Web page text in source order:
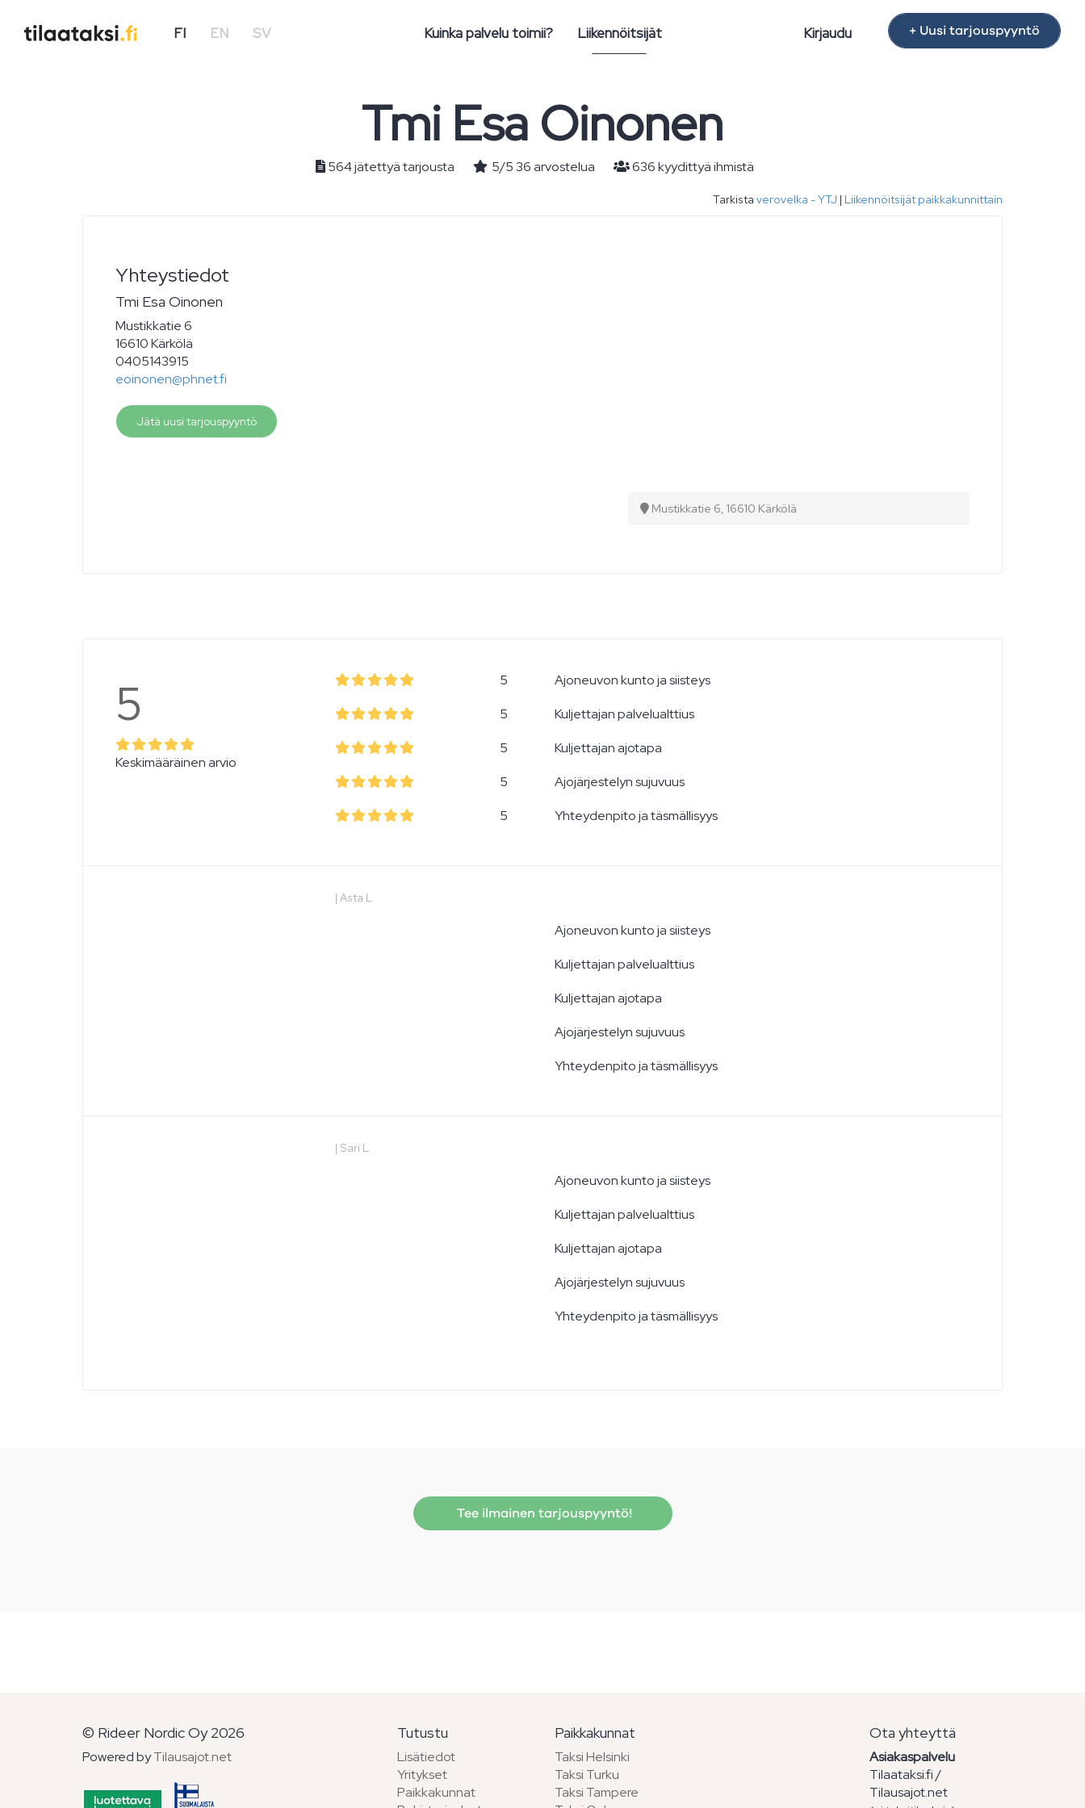
FI EN SV Kuinka palvelu toimii? Liikennöitsijät Kirjaudu + Uusi tarjouspyyntö
Tmi Esa Oinonen
564 jätettyä tarjousta 5/536arvostelua 636 kyydittyä ihmistä
Tarkista verovelka - YTJ | Liikennöitsijät paikkakunnittain
Yhteystiedot
Tmi Esa Oinonen
Mustikkatie 6
16610 Kärkölä
0405143915
eoinonen@phnet.fi
Jätä uusi tarjouspyyntö
Mustikkatie 6, 16610 Kärkölä
5
Keskimääräinen arvio
5
Ajoneuvon kunto ja siisteys
5
Kuljettajan palvelualttius
5
Kuljettajan ajotapa
5
Ajojärjestelyn sujuvuus
5
Yhteydenpito ja täsmällisyys
| Asta L
Ajoneuvon kunto ja siisteys
Kuljettajan palvelualttius
Kuljettajan ajotapa
Ajojärjestelyn sujuvuus
Yhteydenpito ja täsmällisyys
| Sari L
Ajoneuvon kunto ja siisteys
Kuljettajan palvelualttius
Kuljettajan ajotapa
Ajojärjestelyn sujuvuus
Yhteydenpito ja täsmällisyys
Tee ilmainen tarjouspyyntö!
© Rideer Nordic Oy 2026
Powered byTilausajot.net
Tutustu
Lisätiedot
Yritykset
Paikkakunnat
Paikkakunnat
Taksi Helsinki
Taksi Turku
Taksi Tampere
Ota yhteyttä
Asiakaspalvelu
Tilaataksi.fi /
Tilausajot.net